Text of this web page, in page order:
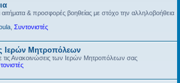
& προσφορές βοηθείας με στόχο την αλληλοβοήθεια
Συντονιστές
Ιερών Μητροπόλεων
τις Ανακοινώσεις των Ιερών Μητροπόλεων σας